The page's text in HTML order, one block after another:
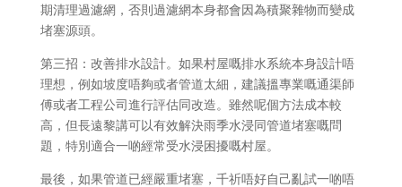
期清理過濾網，否則過濾網本身都會因為積聚雜物而變成
堵塞源頭。
第三招：改善排水設計。如果村屋嘅排水系統本身設計唔
理想，例如坡度唔夠或者管道太細，建議搵專業嘅通渠師
傅或者工程公司進行評估同改造。雖然呢個方法成本較
高，但長遠黎講可以有效解決雨季水浸同管道堵塞嘅問
題，特別適合一啲經常受水浸困擾嘅村屋。
最後，如果管道已經嚴重堵塞，千祈唔好自己亂試一啲唔